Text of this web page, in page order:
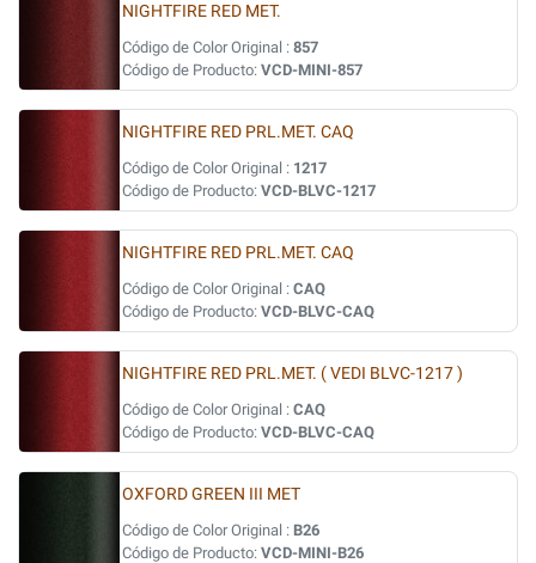
NIGHTFIRE RED MET.
Código de Color Original : 857
Código de Producto: VCD-MINI-857
NIGHTFIRE RED PRL.MET. CAQ
Código de Color Original : 1217
Código de Producto: VCD-BLVC-1217
NIGHTFIRE RED PRL.MET. CAQ
Código de Color Original : CAQ
Código de Producto: VCD-BLVC-CAQ
NIGHTFIRE RED PRL.MET. ( VEDI BLVC-1217 )
Código de Color Original : CAQ
Código de Producto: VCD-BLVC-CAQ
OXFORD GREEN III MET
Código de Color Original : B26
Código de Producto: VCD-MINI-B26